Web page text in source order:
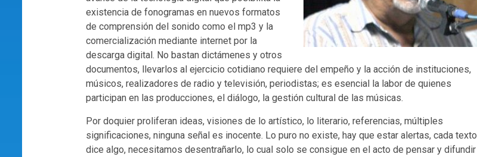
existencia de fonogramas en nuevos formatos
de comprensión del sonido como el mp3 y la
comercialización mediante internet por la
descarga digital. No bastan dictámenes y otros
documentos, llevarlos al ejercicio cotidiano requiere del empeño y la acción de instituciones,
músicos, realizadores de radio y televisión, periodistas; es esencial la labor de quienes
participan en las producciones, el diálogo, la gestión cultural de las músicas.
Por doquier proliferan ideas, visiones de lo artístico, lo literario, referencias, múltiples
significaciones, ninguna señal es inocente. Lo puro no existe, hay que estar alertas, cada texto
dice algo, necesitamos desentrañarlo, lo cual solo se consigue en el acto de pensar y difundir